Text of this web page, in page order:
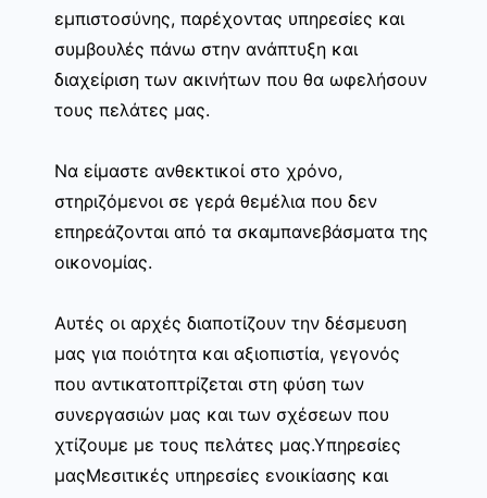
εμπιστοσύνης, παρέχοντας υπηρεσίες και
συμβουλές πάνω στην ανάπτυξη και
διαχείριση των ακινήτων που θα ωφελήσουν
τους πελάτες μας.
Να είμαστε ανθεκτικοί στο χρόνο,
στηριζόμενοι σε γερά θεμέλια που δεν
επηρεάζονται από τα σκαμπανεβάσματα της
οικονομίας.
Αυτές οι αρχές διαποτίζουν την δέσμευση
μας για ποιότητα και αξιοπιστία, γεγονός
που αντικατοπτρίζεται στη φύση των
συνεργασιών μας και των σχέσεων που
χτίζουμε με τους πελάτες μας.Υπηρεσίες
μαςΜεσιτικές υπηρεσίες ενοικίασης και